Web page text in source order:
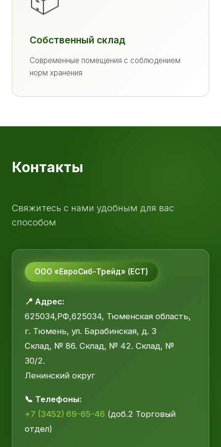
Собственный склад
Современные помещения с соблюдением
норм хранения
Контакты
Свяжитесь с нами удобным для вас
способом
ООО «ЕвроСиб-Трейд» (ЕСТ)
📍 Адрес:
625034,РФ,625034, Тюменская область,
г. Тюмень, ул. Барабинская, д. 3
Склад, № 86. Склад, № 42. Склад, №
30/2.
Ленинский округ
📞 Телефоны:
+7 (3452) 69-65-46 (доб.2 Торговый
отдел)